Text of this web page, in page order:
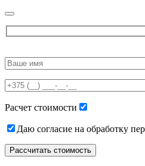
leave
field
empty.
Расчет стоимости
Даю согласие на обработку